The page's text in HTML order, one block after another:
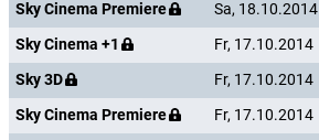
Sky Cinema Premiere
Sa, 18.10.2014
Sky Cinema +1
Fr, 17.10.2014
Sky 3D
Fr, 17.10.2014
Sky Cinema Premiere
Fr, 17.10.2014